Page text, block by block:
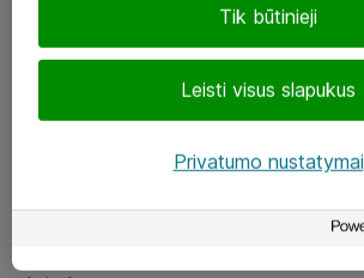
LinkedIn
Tik būtinieji
Leisti visus slapukus
Privatumo nustatymai